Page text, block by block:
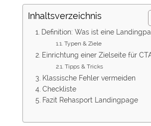
Inhaltsverzeichnis
Definition: Was ist eine
Typen & Ziele
Einrichtung einer Zielseite für
Tipps & Tricks
Klassische Fehler vermeiden
Checkliste
Fazit Rehasport Landingpage